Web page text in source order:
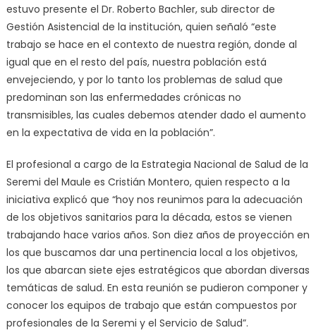
estuvo presente el Dr. Roberto Bachler, sub director de
Gestión Asistencial de la institución, quien señaló “este
trabajo se hace en el contexto de nuestra región, donde al
igual que en el resto del país, nuestra población está
envejeciendo, y por lo tanto los problemas de salud que
predominan son las enfermedades crónicas no
transmisibles, las cuales debemos atender dado el aumento
en la expectativa de vida en la población”.
El profesional a cargo de la Estrategia Nacional de Salud de la
Seremi del Maule es Cristián Montero, quien respecto a la
iniciativa explicó que “hoy nos reunimos para la adecuación
de los objetivos sanitarios para la década, estos se vienen
trabajando hace varios años. Son diez años de proyección en
los que buscamos dar una pertinencia local a los objetivos,
los que abarcan siete ejes estratégicos que abordan diversas
temáticas de salud. En esta reunión se pudieron componer y
conocer los equipos de trabajo que están compuestos por
profesionales de la Seremi y el Servicio de Salud”.